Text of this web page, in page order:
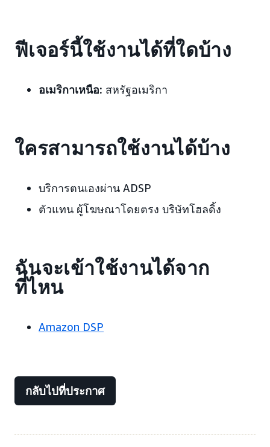
ฟีเจอร์นี้ใช้งานได้ที่ใดบ้าง
อเมริกาเหนือ: สหรัฐอเมริกา
ใครสามารถใช้งานได้บ้าง
บริการตนเองผ่าน ADSP
ตัวแทน ผู้โฆษณาโดยตรง บริษัทโฮลดิ้ง
ฉันจะเข้าใช้งานได้จาก
ที่ไหน
Amazon DSP
กลับไปที่ประกาศ